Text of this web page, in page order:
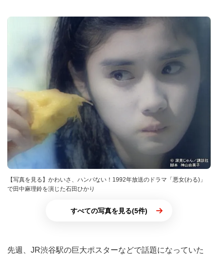
【写真を見る】かわいさ、ハンパない！1992年放送のドラマ「悪女(わる)」
で田中麻理鈴を演じた石田ひかり
すべての写真を見る(5件)
先週、JR渋谷駅の巨大ポスターなどで話題になっていた